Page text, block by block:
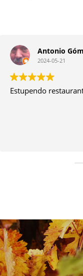
Pedro Bernal
2023-12-07
Buena gente, buen